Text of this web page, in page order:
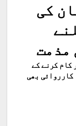
کی
مذمت
کام کرنے کے
کارروائی بھی